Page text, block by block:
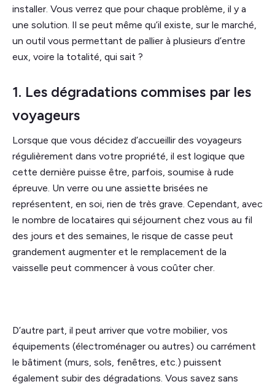
installer. Vous verrez que pour chaque problème, il y a
une solution. Il se peut même qu’il existe, sur le marché,
un outil vous permettant de pallier à plusieurs d’entre
eux, voire la totalité, qui sait ?
1. Les dégradations commises par les
voyageurs
Lorsque que vous décidez d’accueillir des voyageurs
régulièrement dans votre propriété, il est logique que
cette dernière puisse être, parfois, soumise à rude
épreuve. Un verre ou une assiette brisées ne
représentent, en soi, rien de très grave. Cependant, avec
le nombre de locataires qui séjournent chez vous au fil
des jours et des semaines, le risque de casse peut
grandement augmenter et le remplacement de la
vaisselle peut commencer à vous coûter cher.
D’autre part, il peut arriver que votre mobilier, vos
équipements (électroménager ou autres) ou carrément
le bâtiment (murs, sols, fenêtres, etc.) puissent
également subir des dégradations. Vous savez sans